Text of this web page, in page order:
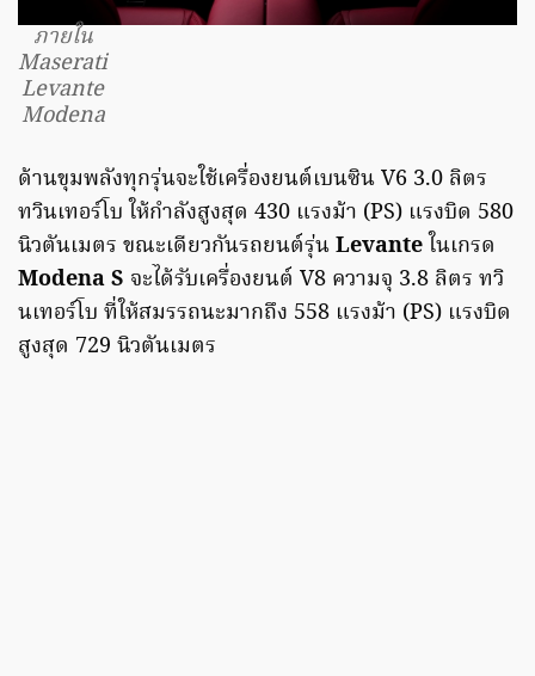
ภายใน
Maserati
Levante
Modena
ด้านขุมพลังทุกรุ่นจะใช้เครื่องยนต์เบนซิน V6 3.0 ลิตร
ทวินเทอร์โบ ให้กำลังสูงสุด 430 แรงม้า (PS) แรงบิด 580
นิวตันเมตร ขณะเดียวกันรถยนต์รุ่นLevanteในเกรด
Modena S จะได้รับเครื่องยนต์ V8 ความจุ 3.8 ลิตร ทวิ
นเทอร์โบ ที่ให้สมรรถนะมากถึง 558 แรงม้า (PS) แรงบิด
สูงสุด 729 นิวตันเมตร